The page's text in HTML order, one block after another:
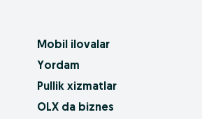
Mobil ilovalar
Yordam
Pullik xizmatlar
OLX da biznes